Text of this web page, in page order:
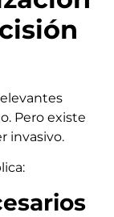
Pero existe
invasivo.